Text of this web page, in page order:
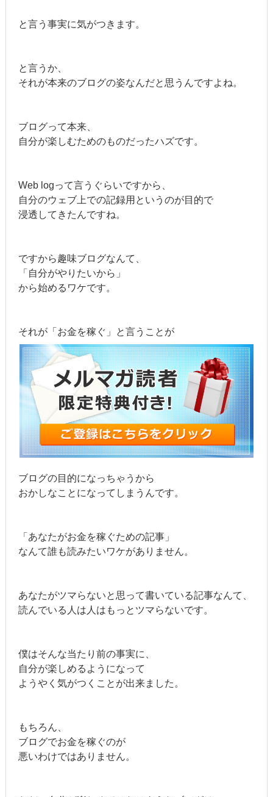
と言う事実に気がつきます。
と言うか、
それが本来のブログの姿なんだと思うんですよね。
ブログって本来、
自分が楽しむためのものだったハズです。
Web logって言うぐらいですから、
自分のウェブ上での記録用というのが目的で
浸透してきたんですね。
ですから趣味ブログなんて、
「自分がやりたいから」
から始めるワケです。
それが「お金を稼ぐ」と言うことが
ブログの目的になっちゃうから
おかしなことになってしまうんです。
「あなたがお金を稼ぐための記事」
なんて誰も読みたいワケがありません。
あなたがツマらないと思って書いている記事なんて、
読んでいる人は人はもっとツマらないです。
僕はそんな当たり前の事実に、
自分が楽しめるようになって
ようやく気がつくことが出来ました。
もちろん、
ブログでお金を稼ぐのが
悪いわけではありません。